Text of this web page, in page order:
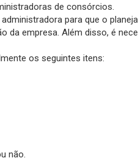
de consórcios.
para que o
da empresa. Além disso, é
os seguintes itens:
não.